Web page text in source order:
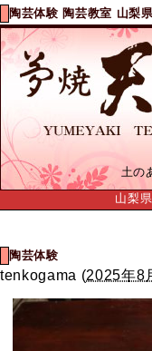
陶芸体験 陶芸教室 山梨
土の
山梨
陶芸体験
tenkogama (2025年8